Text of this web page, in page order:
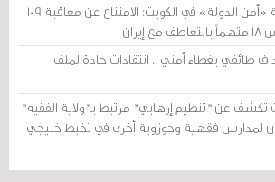
محكمة «أمن الدولة» في الكويت: الامتناع عن معاقبة 109
طائفي بغطاء أمني .. انتقادات حادة لملف
تكشف عن "تنظيم إرهابي" مرتبط بـ"ولاية الفقيه"
لمدارس فقهية وحوزوية أخرى في تخبط خليجي